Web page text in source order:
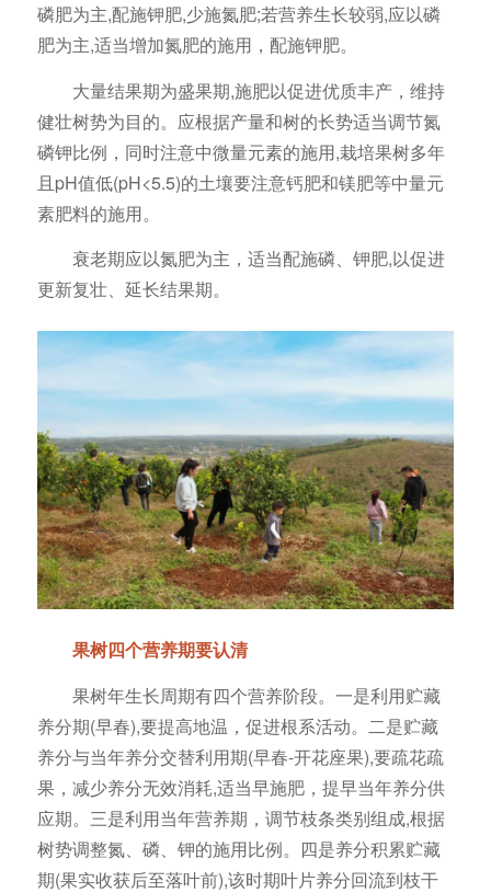
磷肥为主,配施钾肥,少施氮肥;若营养生长较弱,应以磷
肥为主,适当增加氮肥的施用，配施钾肥。
大量结果期为盛果期,施肥以促进优质丰产，维持
健壮树势为目的。应根据产量和树的长势适当调节氮
磷钾比例，同时注意中微量元素的施用,栽培果树多年
且pH值低(pH<5.5)的土壤要注意钙肥和镁肥等中量元
素肥料的施用。
衰老期应以氮肥为主，适当配施磷、钾肥,以促进
更新复壮、延长结果期。
果树四个营养期要认清
果树年生长周期有四个营养阶段。一是利用贮藏
养分期(早春),要提高地温，促进根系活动。二是贮藏
养分与当年养分交替利用期(早春-开花座果),要疏花疏
果，减少养分无效消耗,适当早施肥，提早当年养分供
应期。三是利用当年营养期，调节枝条类别组成,根据
树势调整氮、磷、钾的施用比例。四是养分积累贮藏
期(果实收获后至落叶前),该时期叶片养分回流到枝干